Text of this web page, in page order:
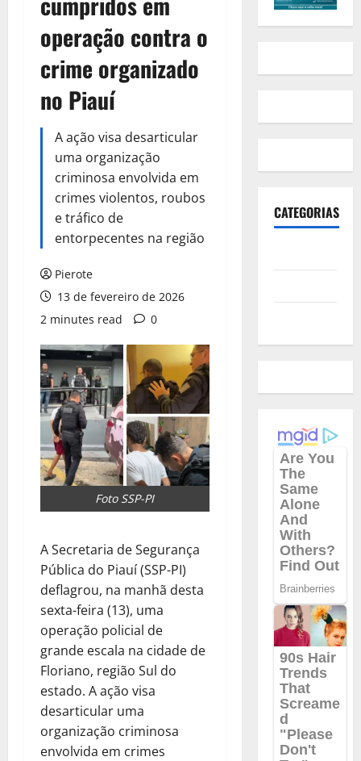
operação contra o
crime organizado
no Piauí
A ação visa desarticular
uma organização
criminosa envolvida em
crimes violentos, roubos
e tráfico de
entorpecentes na região
Pierote
13 de fevereiro de 2026
2 minutes read
0
Foto SSP-PI
A Secretaria de Segurança
Pública do Piauí (SSP-PI)
deflagrou, na manhã desta
sexta-feira (13), uma
operação policial de
grande escala na cidade de
Floriano, região Sul do
estado. A ação visa
desarticular uma
organização criminosa
envolvida em crimes
CATEGORIAS